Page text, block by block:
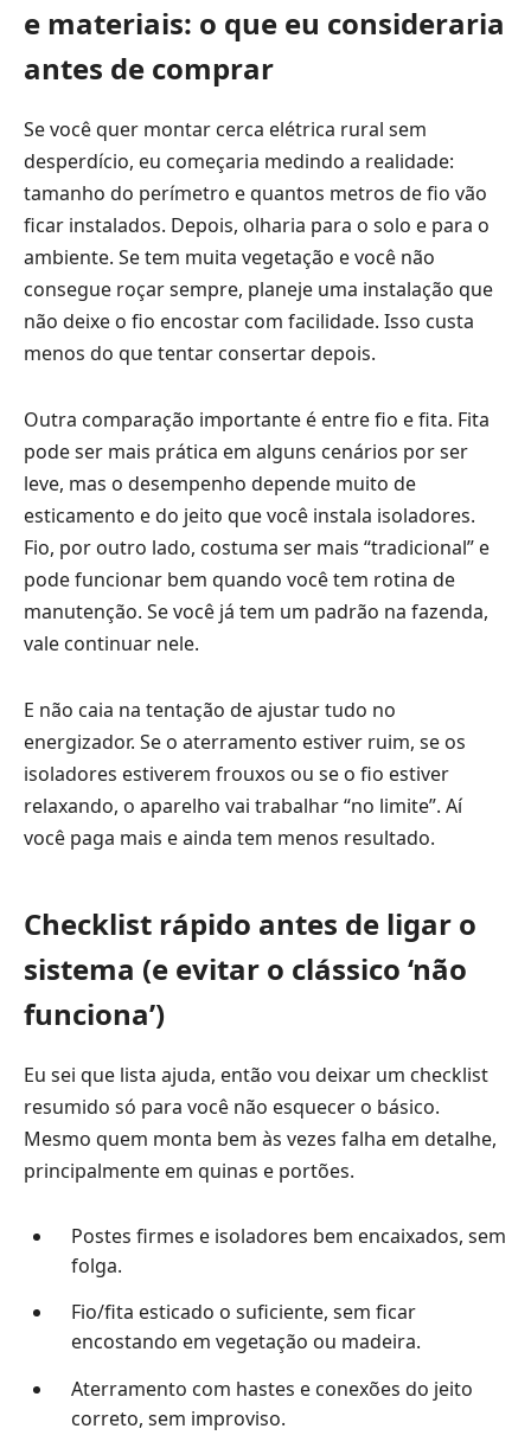
e materiais: o que eu consideraria
antes de comprar
Se você quer montar cerca elétrica rural sem
desperdício, eu começaria medindo a realidade:
tamanho do perímetro e quantos metros de fio vão
ficar instalados. Depois, olharia para o solo e para o
ambiente. Se tem muita vegetação e você não
consegue roçar sempre, planeje uma instalação que
não deixe o fio encostar com facilidade. Isso custa
menos do que tentar consertar depois.
Outra comparação importante é entre fio e fita. Fita
pode ser mais prática em alguns cenários por ser
leve, mas o desempenho depende muito de
esticamento e do jeito que você instala isoladores.
Fio, por outro lado, costuma ser mais “tradicional” e
pode funcionar bem quando você tem rotina de
manutenção. Se você já tem um padrão na fazenda,
vale continuar nele.
E não caia na tentação de ajustar tudo no
energizador. Se o aterramento estiver ruim, se os
isoladores estiverem frouxos ou se o fio estiver
relaxando, o aparelho vai trabalhar “no limite”. Aí
você paga mais e ainda tem menos resultado.
Checklist rápido antes de ligar o
sistema (e evitar o clássico ‘não
funciona’)
Eu sei que lista ajuda, então vou deixar um checklist
resumido só para você não esquecer o básico.
Mesmo quem monta bem às vezes falha em detalhe,
principalmente em quinas e portões.
Postes firmes e isoladores bem encaixados, sem
folga.
Fio/fita esticado o suficiente, sem ficar
encostando em vegetação ou madeira.
Aterramento com hastes e conexões do jeito
correto, sem improviso.